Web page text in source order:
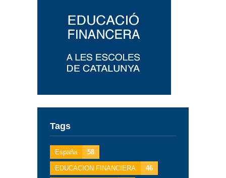
Tags
España 58
EDUCACION FINANCIERA 46